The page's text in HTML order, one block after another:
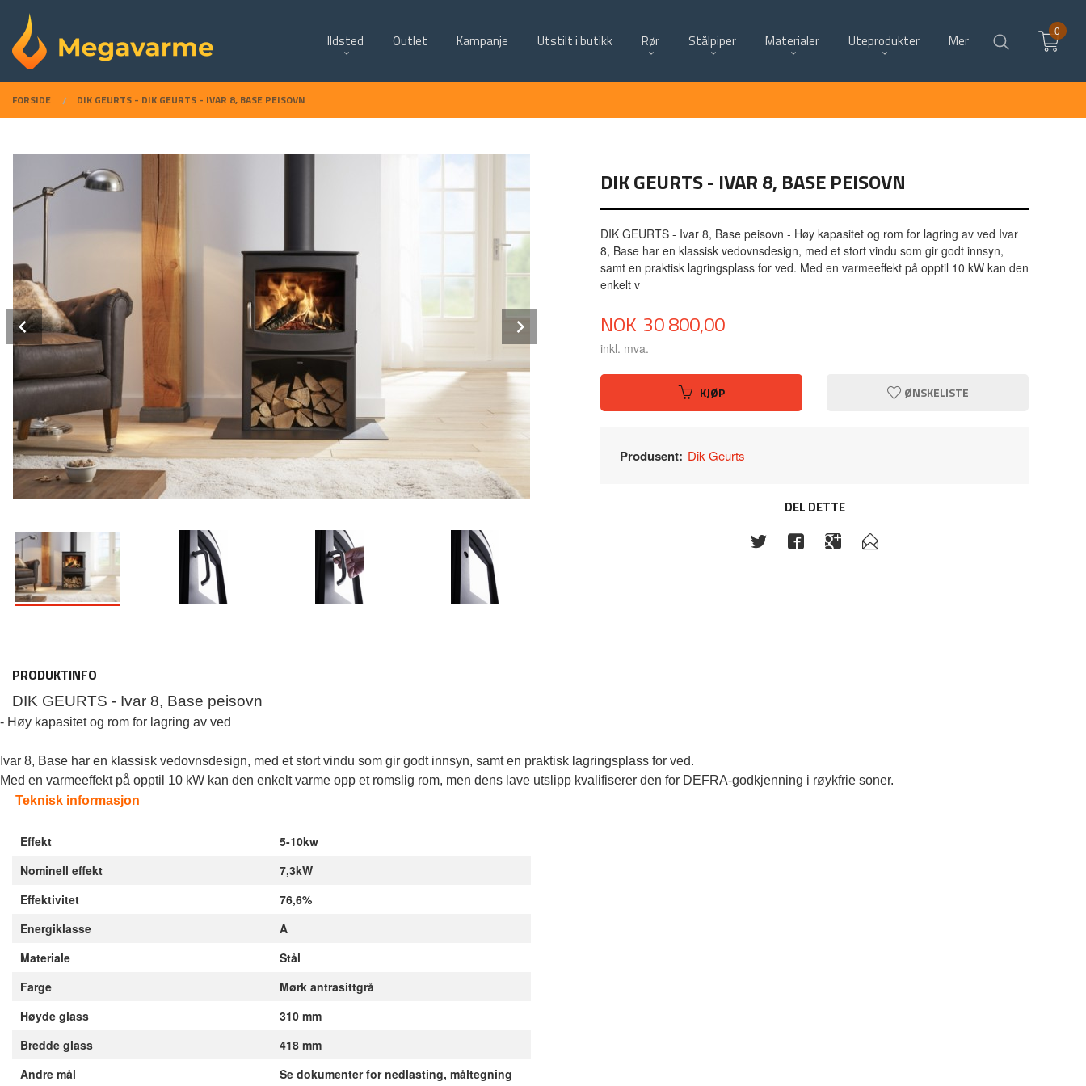
innholdet
PRODUKTER
Ildsted Outlet Kampanje Utstilt i butikk Rør Stålpiper Materialer Uteprodukter Mer
0
FORSIDE DIK GEURTS - DIK GEURTS - IVAR 8, BASE PEISOVN
Prev
DIK GEURTS - IVAR 8, BASE PEISOVN
DIK GEURTS - Ivar 8, Base peisovn - Høy kapasitet og rom for lagring av ved Ivar
8, Base har en klassisk vedovnsdesign, med et stort vindu som gir godt innsyn,
samt en praktisk lagringsplass for ved. Med en varmeeffekt på opptil 10 kW kan den
enkelt v
Pris
NOK 30 800,00
inkl. mva.
KJØP ØNSKELISTE
Produsent: Dik Geurts
DEL DETTE
PRODUKTINFO
DIK GEURTS - Ivar 8, Base peisovn
- Høy kapasitet og rom for lagring av ved
Ivar 8, Base har en klassisk vedovnsdesign, med et stort vindu som gir godt innsyn, samt en praktisk lagringsplass for ved.
Med en varmeeffekt på opptil 10 kW kan den enkelt varme opp et romslig rom, men dens lave utslipp kvalifiserer den for DEFRA-godkjenning i røykfrie soner.
Teknisk informasjon
Effekt
5-10kw
Nominell effekt
7,3kW
Effektivitet
76,6%
Energiklasse
A
Materiale
Stål
Farge
Mørk antrasittgrå
Høyde glass
310 mm
Bredde glass
418 mm
Andre mål
Se dokumenter for nedlasting, måltegning